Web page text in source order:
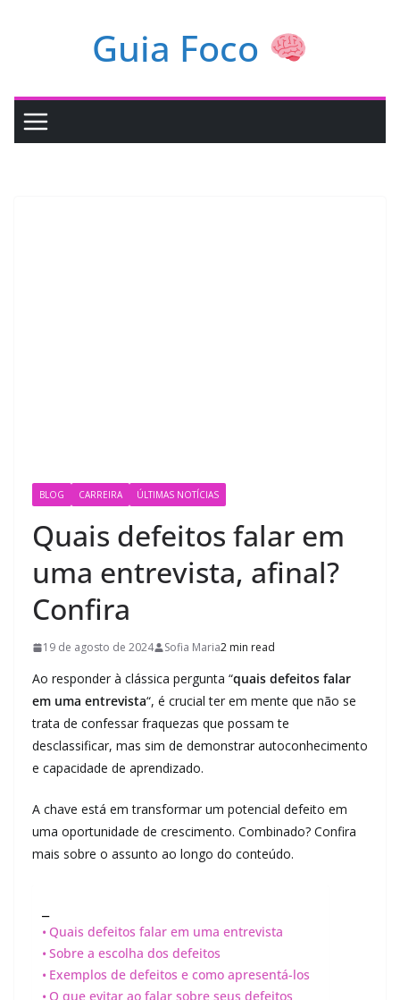
Guia Foco
BLOG CARREIRA ÚLTIMAS NOTÍCIAS
Quais defeitos falar em
uma entrevista, afinal?
Confira
19 de agosto de 2024 Sofia Maria2 min read
Ao responder à clássica pergunta “quais defeitos falar
em uma entrevista“, é crucial ter em mente que não se
trata de confessar fraquezas que possam te
desclassificar, mas sim de demonstrar autoconhecimento
e capacidade de aprendizado.
A chave está em transformar um potencial defeito em
uma oportunidade de crescimento. Combinado? Confira
mais sobre o assunto ao longo do conteúdo.
Quais defeitos falar em uma entrevista
Sobre a escolha dos defeitos
Exemplos de defeitos e como apresentá-los
O que evitar ao falar sobre seus defeitos